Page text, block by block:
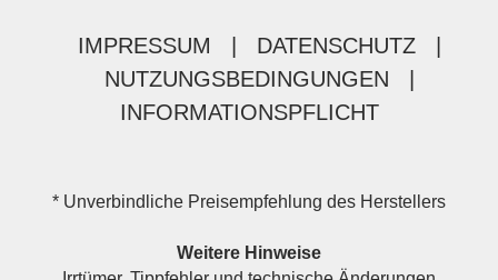
IMPRESSUM DATENSCHUTZ
NUTZUNGSBEDINGUNGEN
INFORMATIONSPFLICHT
* Unverbindliche Preisempfehlung des Herstellers
Weitere Hinweise